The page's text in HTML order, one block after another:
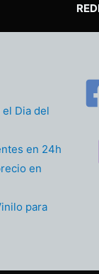
Dia del
en 24h
en
para